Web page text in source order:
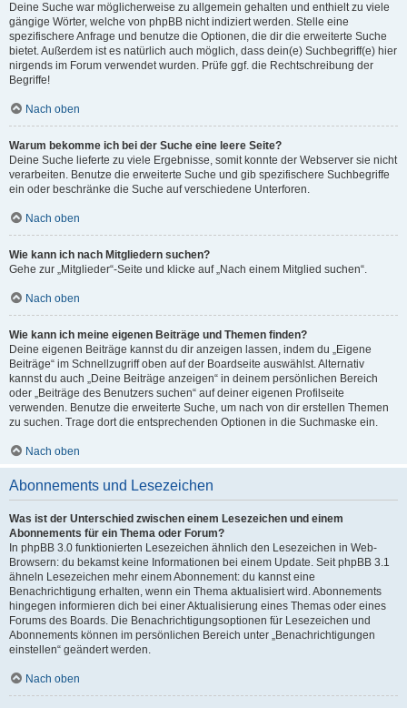
Deine Suche war möglicherweise zu allgemein gehalten und enthielt zu viele
gängige Wörter, welche von phpBB nicht indiziert werden. Stelle eine
spezifischere Anfrage und benutze die Optionen, die dir die erweiterte Suche
bietet. Außerdem ist es natürlich auch möglich, dass dein(e) Suchbegriff(e) hier
nirgends im Forum verwendet wurden. Prüfe ggf. die Rechtschreibung der
Begriffe!
Nach oben
Warum bekomme ich bei der Suche eine leere Seite?
Deine Suche lieferte zu viele Ergebnisse, somit konnte der Webserver sie nicht
verarbeiten. Benutze die erweiterte Suche und gib spezifischere Suchbegriffe
ein oder beschränke die Suche auf verschiedene Unterforen.
Nach oben
Wie kann ich nach Mitgliedern suchen?
Gehe zur „Mitglieder“-Seite und klicke auf „Nach einem Mitglied suchen“.
Nach oben
Wie kann ich meine eigenen Beiträge und Themen finden?
Deine eigenen Beiträge kannst du dir anzeigen lassen, indem du „Eigene
Beiträge“ im Schnellzugriff oben auf der Boardseite auswählst. Alternativ
kannst du auch „Deine Beiträge anzeigen“ in deinem persönlichen Bereich
oder „Beiträge des Benutzers suchen“ auf deiner eigenen Profilseite
verwenden. Benutze die erweiterte Suche, um nach von dir erstellen Themen
zu suchen. Trage dort die entsprechenden Optionen in die Suchmaske ein.
Nach oben
Abonnements und Lesezeichen
Was ist der Unterschied zwischen einem Lesezeichen und einem
Abonnements für ein Thema oder Forum?
In phpBB 3.0 funktionierten Lesezeichen ähnlich den Lesezeichen in Web-
Browsern: du bekamst keine Informationen bei einem Update. Seit phpBB 3.1
ähneln Lesezeichen mehr einem Abonnement: du kannst eine
Benachrichtigung erhalten, wenn ein Thema aktualisiert wird. Abonnements
hingegen informieren dich bei einer Aktualisierung eines Themas oder eines
Forums des Boards. Die Benachrichtigungsoptionen für Lesezeichen und
Abonnements können im persönlichen Bereich unter „Benachrichtigungen
einstellen“ geändert werden.
Nach oben